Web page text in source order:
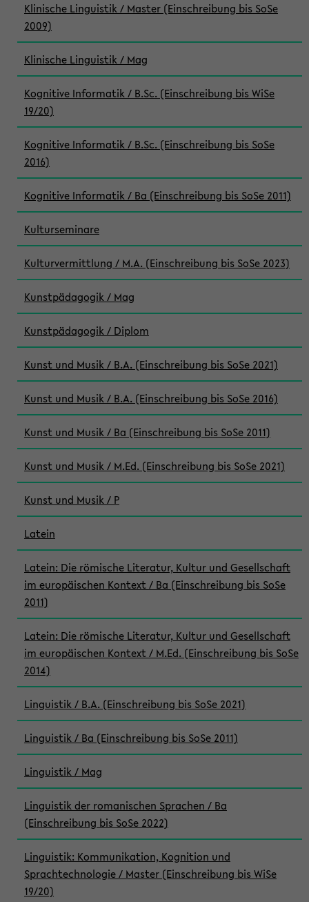
Klinische Linguistik / Master (Einschreibung bis SoSe
2009)
Klinische Linguistik / Mag
Kognitive Informatik / B.Sc. (Einschreibung bis WiSe
19/20)
Kognitive Informatik / B.Sc. (Einschreibung bis SoSe
2016)
Kognitive Informatik / Ba (Einschreibung bis SoSe 2011)
Kulturseminare
Kulturvermittlung / M.A. (Einschreibung bis SoSe 2023)
Kunstpädagogik / Mag
Kunstpädagogik / Diplom
Kunst und Musik / B.A. (Einschreibung bis SoSe 2021)
Kunst und Musik / B.A. (Einschreibung bis SoSe 2016)
Kunst und Musik / Ba (Einschreibung bis SoSe 2011)
Kunst und Musik / M.Ed. (Einschreibung bis SoSe 2021)
Kunst und Musik / P
Latein
Latein: Die römische Literatur, Kultur und Gesellschaft
im europäischen Kontext / Ba (Einschreibung bis SoSe
2011)
Latein: Die römische Literatur, Kultur und Gesellschaft
im europäischen Kontext / M.Ed. (Einschreibung bis SoSe
2014)
Linguistik / B.A. (Einschreibung bis SoSe 2021)
Linguistik / Ba (Einschreibung bis SoSe 2011)
Linguistik / Mag
Linguistik der romanischen Sprachen / Ba
(Einschreibung bis SoSe 2022)
Linguistik: Kommunikation, Kognition und
Sprachtechnologie / Master (Einschreibung bis WiSe
19/20)